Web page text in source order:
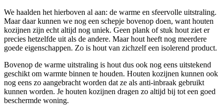
We haalden het hierboven al aan: de warme en sfeervolle uitstraling.
Maar daar kunnen we nog een schepje bovenop doen, want houten
kozijnen zijn echt altijd nog uniek. Geen plank of stuk hout ziet er
precies hetzelfde uit als de andere. Maar hout heeft nog meerdere
goede eigenschappen. Zo is hout van zichzelf een isolerend product.
Bovenop de warme uitstraling is hout dus ook nog eens uitstekend
geschikt om warmte binnen te houden. Houten kozijnen kunnen ook
nog eens zo aangebracht worden dat ze als anti-inbraak gebruikt
kunnen worden. Je houten kozijnen dragen zo altijd bij tot een goed
beschermde woning.